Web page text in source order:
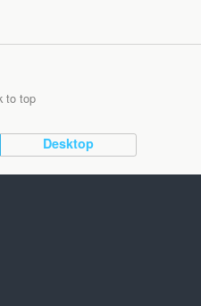
to top
Desktop